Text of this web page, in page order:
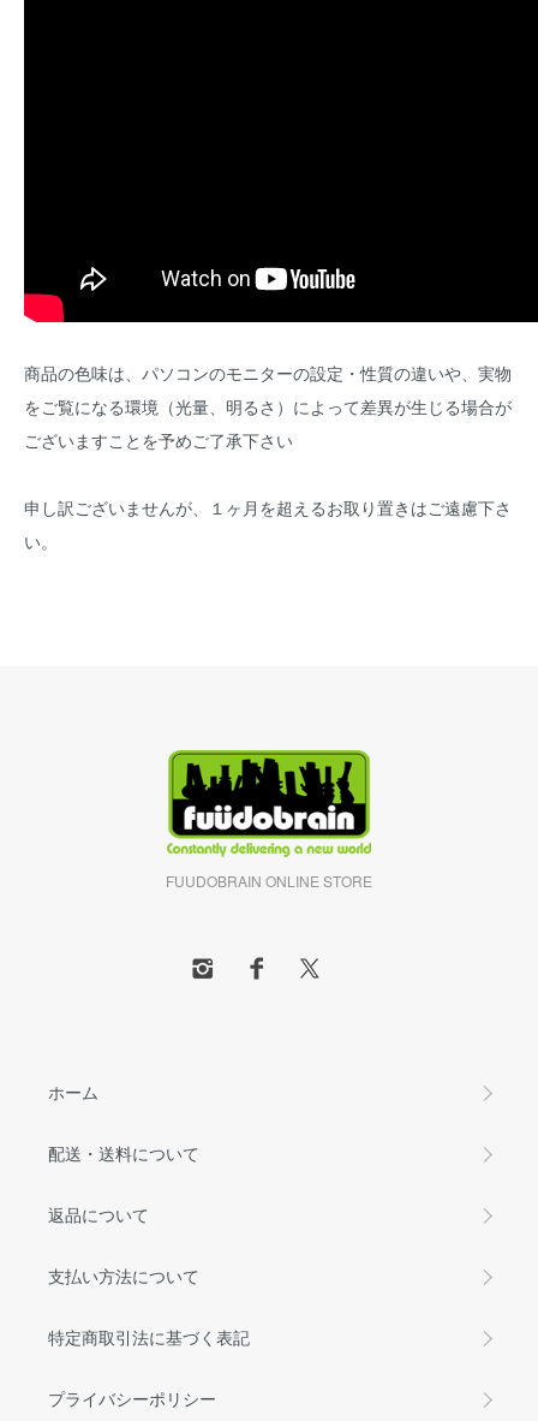
商品の色味は、パソコンのモニターの設定・性質の違いや、実物
をご覧になる環境（光量、明るさ）によって差異が生じる場合が
ございますことを予めご了承下さい
申し訳ございませんが、１ヶ月を超えるお取り置きはご遠慮下さ
い。
FUUDOBRAIN ONLINE STORE
ホーム
配送・送料について
返品について
支払い方法について
特定商取引法に基づく表記
プライバシーポリシー